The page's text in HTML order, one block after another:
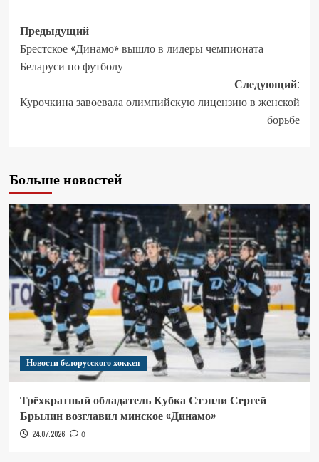
Предыдущий
Брестское «Динамо» вышло в лидеры чемпионата
Беларуси по футболу
Следующий:
Курочкина завоевала олимпийскую лицензию в женской
борьбе
Больше новостей
Новости белорусского хоккея
Трёхкратный обладатель Кубка Стэнли Сергей
Брылин возглавил минское «Динамо»
24.07.2026 0